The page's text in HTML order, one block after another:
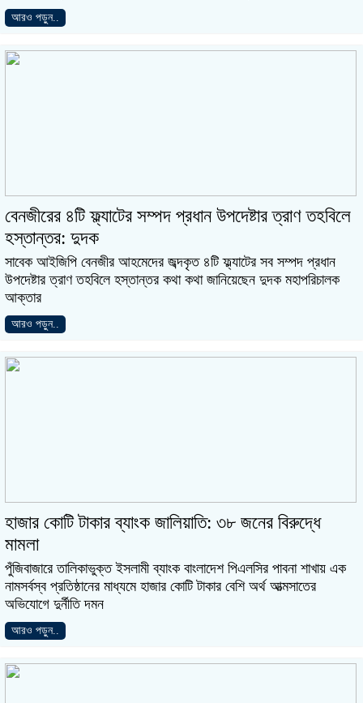
আরও পড়ুন..
বেনজীরের ৪টি ফ্ল্যাটের সম্পদ প্রধান উপদেষ্টার ত্রাণ তহবিলে
হস্তান্তর: দুদক
সাবেক আইজিপি বেনজীর আহমেদের জব্দকৃত ৪টি ফ্ল্যাটের সব সম্পদ প্রধান
উপদেষ্টার ত্রাণ তহবিলে হস্তান্তর কথা কথা জানিয়েছেন দুদক মহাপরিচালক
আক্তার
আরও পড়ুন..
হাজার কোটি টাকার ব্যাংক জালিয়াতি: ৩৮ জনের বিরুদ্ধে
মামলা
পুঁজিবাজারে তালিকাভুক্ত ইসলামী ব্যাংক বাংলাদেশ পিএলসির পাবনা শাখায় এক
নামসর্বস্ব প্রতিষ্ঠানের মাধ্যমে হাজার কোটি টাকার বেশি অর্থ আত্মসাতের
অভিযোগে দুর্নীতি দমন
আরও পড়ুন..